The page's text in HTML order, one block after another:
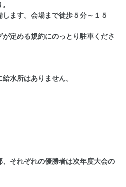
ます。会場まで徒歩５分～１５
定める規約にのっとり駐車くださ
水所はありません。
、それぞれの優勝者は次年度大会の